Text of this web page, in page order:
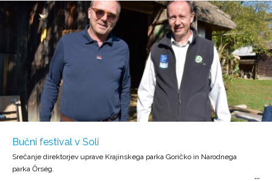
Bučni festival v Soli
Srečanje direktorjev uprave Krajinskega parka Goričko in Narodnega
parka Őrség.